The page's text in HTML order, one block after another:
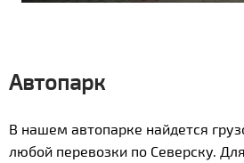
Автопарк
В нашем автопарке найдется
любой перевозки по Северску.